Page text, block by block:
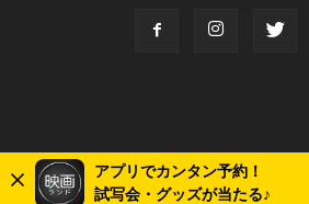
アプリでカンタン予約！
試写会・グッズが当たる♪
© Copyright 2018 Eigaland, inc. All